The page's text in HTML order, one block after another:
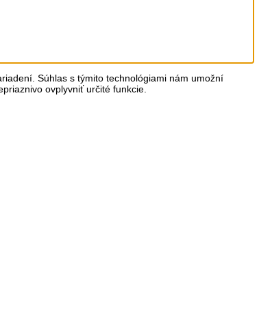
Súhlas s týmito technológiami nám umožní
ovplyvniť určité funkcie.